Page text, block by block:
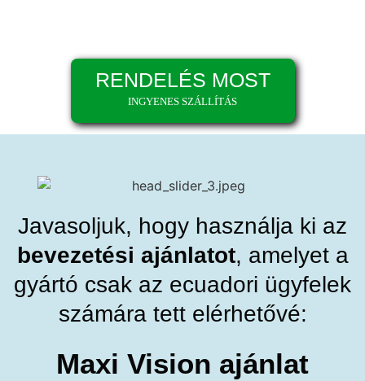
RENDELÉS MOST
INGYENES SZÁLLÍTÁS
Javasoljuk, hogy használja ki az
bevezetési ajánlatot, amelyet a
gyártó csak az ecuadori ügyfelek
számára tett elérhetővé:
Maxi Vision ajánlat